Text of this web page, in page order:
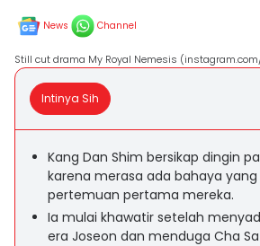
News Channel
Still cut drama My Royal Nemesis
Intinya Sih
Kang Dan Shim bersikap dingin
karena merasa ada bahaya
pertemuan pertama mereka.
Ia mulai khawatir setelah
era Joseon dan menduga Cha